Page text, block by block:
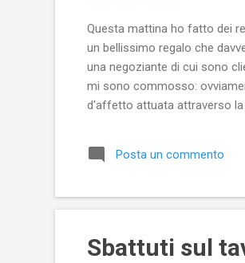
Questa mattina ho fatto dei
un bellissimo regalo che
una negoziante di cui sono
mi sono commosso:
d'affetto attuata attraverso la
Posta un commento
Sbattuti sul